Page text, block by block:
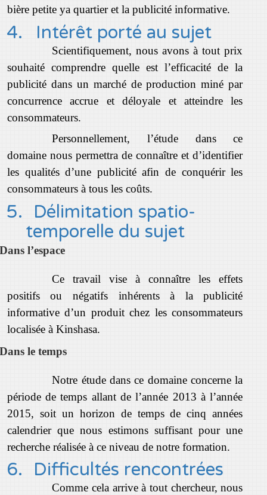
bière petite ya quartier et la publicité informative.
4. Intérêt porté au sujet
Scientifiquement, nous avons à tout prix
souhaité comprendre quelle est l’efficacité de la
publicité dans un marché de production miné par
concurrence accrue et déloyale et atteindre les
consommateurs.
Personnellement, l’étude dans ce
domaine nous permettra de connaître et d’identifier
les qualités d’une publicité afin de conquérir les
consommateurs à tous les coûts.
5.
Délimitation spatio-
temporelle du sujet
Dans l’espace
Ce travail vise à connaître les effets
positifs ou négatifs inhérents à la publicité
informative d’un produit chez les consommateurs
localisée à Kinshasa.
Dans le temps
Notre étude dans ce domaine concerne la
période de temps allant de l’année 2013 à l’année
2015, soit un horizon de temps de cinq années
calendrier que nous estimons suffisant pour une
recherche réalisée à ce niveau de notre formation.
6. Difficultés rencontrées
Comme cela arrive à tout chercheur, nous